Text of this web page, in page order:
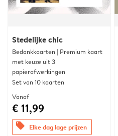
Stedelijke chic
Bedankkaarten | Premium kaart
met keuze uit 3
papierafwerkingen
Set van 10 kaarten
Vanaf
€ 11,99
offers Elke dag lage prijzen